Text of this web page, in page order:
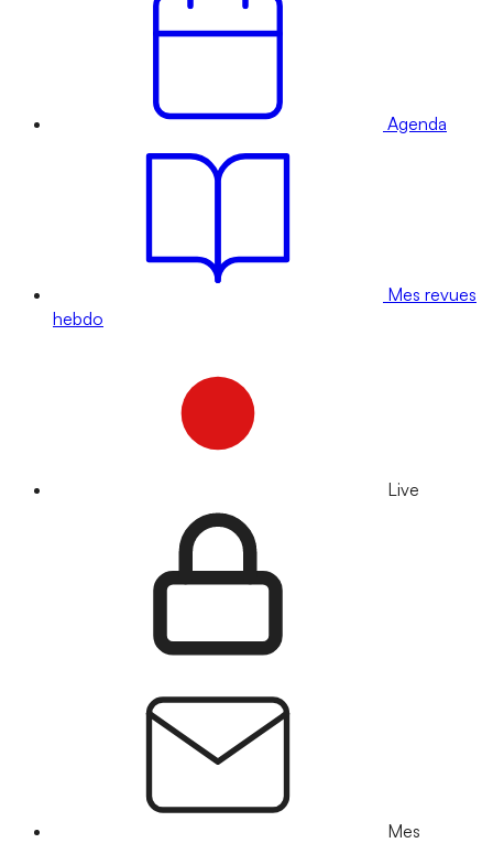
Agenda
Mes revues
hebdo
Live
Mes